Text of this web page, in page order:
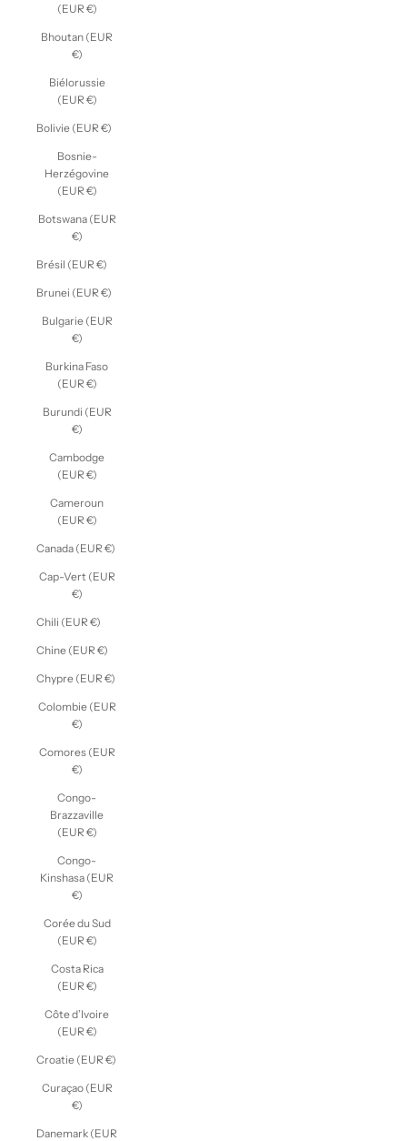
(EUR €)
Bhoutan (EUR
€)
Biélorussie
(EUR €)
Bolivie (EUR €)
Bosnie-
Herzégovine
(EUR €)
Botswana (EUR
€)
Brésil (EUR €)
Brunei (EUR €)
Bulgarie (EUR
€)
Burkina Faso
(EUR €)
Burundi (EUR
€)
Cambodge
(EUR €)
Cameroun
(EUR €)
Canada (EUR €)
Cap-Vert (EUR
€)
Chili (EUR €)
Chine (EUR €)
Chypre (EUR €)
Colombie (EUR
€)
Comores (EUR
€)
Congo-
Brazzaville
(EUR €)
Congo-
Kinshasa (EUR
€)
Corée du Sud
(EUR €)
Costa Rica
(EUR €)
Côte d’Ivoire
(EUR €)
Croatie (EUR €)
Curaçao (EUR
€)
Danemark (EUR